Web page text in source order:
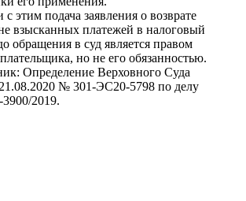
с этим подача заявления о возврате
взысканных платежей в налоговый
обращения в суд является правом
но не его обязанностью.
Определение Верховного Суда
№ 301-ЭС20-5798 по делу
2019.